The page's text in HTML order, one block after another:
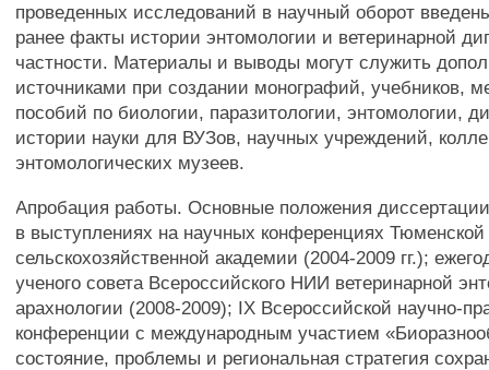
проведенных исследований в научный оборот
ранее факты истории энтомологии и ветеринарной
частности. Материалы и выводы могут служить
источниками при создании монографий, учебников,
пособий по биологии, паразитологии, энтомологии,
истории науки для ВУЗов, научных учреждений,
энтомологических музеев.
Апробация работы. Основные положения
в выступлениях на научных конференциях Тюменской
сельскохозяйственной академии (2004-2009 гг.);
ученого совета Всероссийского НИИ ветеринарной
арахнологии (2008-2009); IX Всероссийской научно-
конференции с международным участием
состояние, проблемы и региональная стратегия